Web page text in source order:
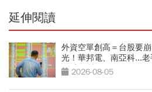
延伸閱讀
外資空單創高＝台股要
光！華邦電、南亞科...
Q3大行情
2026-08-05